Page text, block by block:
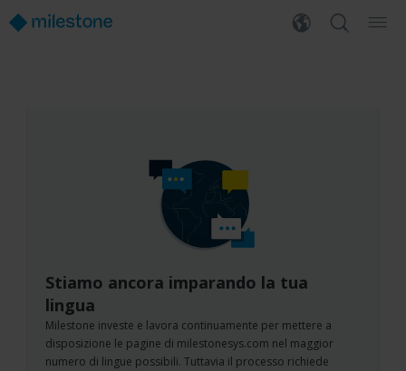
Stiamo ancora imparando la tua
lingua
Milestone investe e lavora continuamente per mettere a
disposizione le pagine di milestonesys.com nel maggior
numero di lingue possibili. Tuttavia il processo richiede